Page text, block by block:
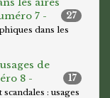
27
7 -
dans les
de
17
8 -
: usages